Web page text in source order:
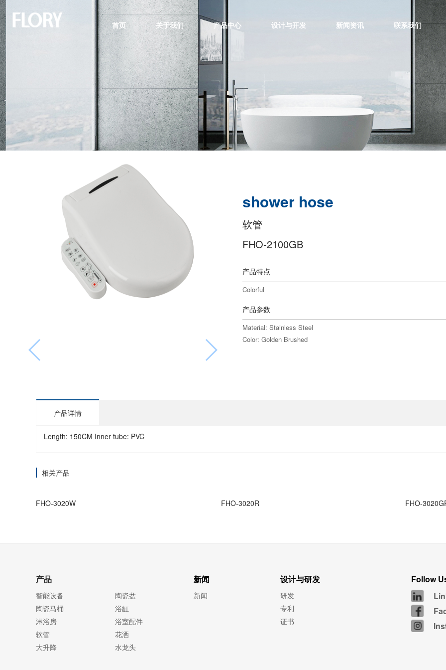
首页 关于我们 产品中心 设计与开发 新闻资讯 联系我们
shower hose
软管
FHO-2100GB
产品特点
Colorful
产品参数
Material: Stainless Steel
Color: Golden Brushed
产品详情
Length: 150CM Inner tube: PVC
相关产品
FHO-3020W FHO-3020R FHO-
产品
智能设备
陶瓷盆
陶瓷马桶
浴缸
淋浴房
浴室配件
软管
花洒
大升降
水龙头
新闻
新闻
设计与研发
研发
专利
证书
Follow